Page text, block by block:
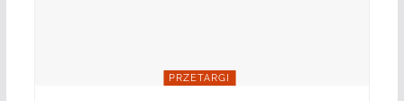
PRZETARGI